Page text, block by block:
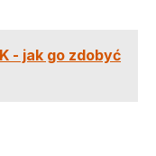
- jak go zdobyć